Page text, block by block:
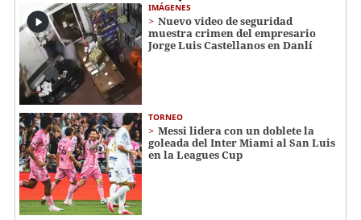
IMÁGENES
Nuevo video de seguridad
muestra crimen del empresario
Jorge Luis Castellanos en Danlí
TORNEO
Messi lidera con un doblete la
goleada del Inter Miami al San Luis
en la Leagues Cup